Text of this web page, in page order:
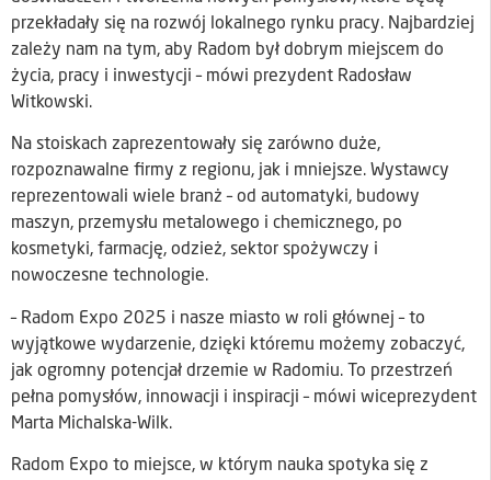
przekładały się na rozwój lokalnego rynku pracy. Najbardziej
zależy nam na tym, aby Radom był dobrym miejscem do
życia, pracy i inwestycji – mówi prezydent Radosław
Witkowski.
Na stoiskach zaprezentowały się zarówno duże,
rozpoznawalne firmy z regionu, jak i mniejsze. Wystawcy
reprezentowali wiele branż – od automatyki, budowy
maszyn, przemysłu metalowego i chemicznego, po
kosmetyki, farmację, odzież, sektor spożywczy i
nowoczesne technologie.
– Radom Expo 2025 i nasze miasto w roli głównej – to
wyjątkowe wydarzenie, dzięki któremu możemy zobaczyć,
jak ogromny potencjał drzemie w Radomiu. To przestrzeń
pełna pomysłów, innowacji i inspiracji – mówi wiceprezydent
Marta Michalska-Wilk.
Radom Expo to miejsce, w którym nauka spotyka się z